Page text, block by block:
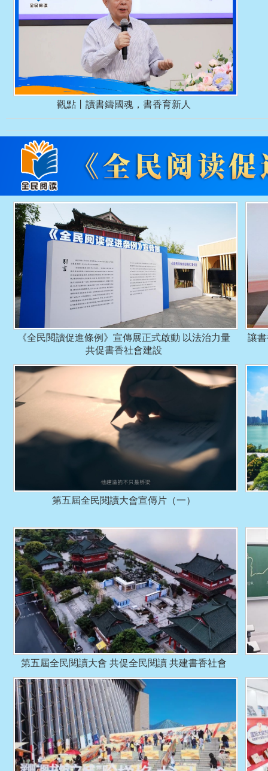
觀點丨讀書鑄國魂，書香育新人
《全民閱讀促進條例》宣傳展正式啟動 以法治力量
共促書香社會建設
讓
第五屆全民閱讀大會宣傳片（一）
第五屆全民閱讀大會 共促全民閱讀 共建書香社會